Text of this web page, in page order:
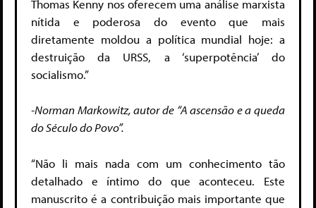
Thomas Kenny nos oferecem uma análise marxista
nítida e poderosa do evento que mais
diretamente moldou a política mundial hoje: a
destruição da URSS, a ‘superpotência’ do
socialismo.”
-Norman Markowitz, autor de “A ascensão e a queda
do Século do Povo”.
“Não li mais nada com um conhecimento tão
detalhado e íntimo do que aconteceu. Este
manuscrito é a contribuição mais importante que